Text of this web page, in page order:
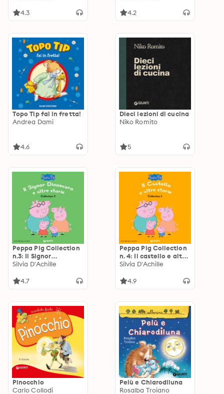
4.3 4.2
Topo Tip fai in fretta!
Andrea Dami
4.6
Dieci lezioni di cucina
Niko Romito
5
Peppa Pig Collection
n.3: Il Signor
Dinosauro e altre
Silvia D'Achille
4.7
Peppa Pig Collection
n. 4: Il castello e altre
storie
Silvia D'Achille
4.9
Pinocchio
Carlo Collodi
Pelù e Chiarodiluna
Rosalba Troiano